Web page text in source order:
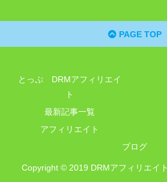
PAGE TOP
とっぷ DRMアフィリエイ
ト
最新記事一覧
アフィリエイト
ブログ
Copyright © 2019 DRMアフィリエイ